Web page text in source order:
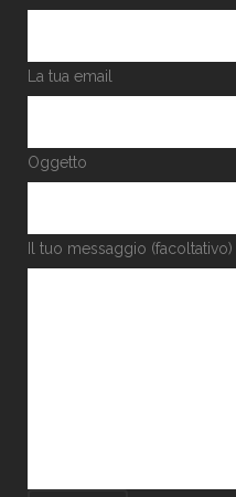
La tua email
Oggetto
Il tuo messaggio (facoltativo)